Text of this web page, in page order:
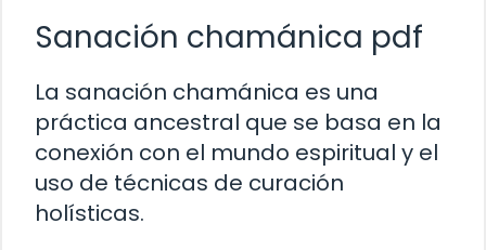
Sanación chamánica pdf
La sanación chamánica es una
práctica ancestral que se basa en la
conexión con el mundo espiritual y el
uso de técnicas de curación
holísticas.